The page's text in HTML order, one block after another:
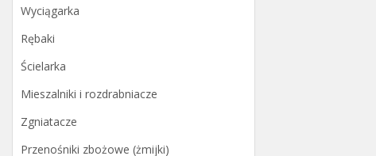
Wyciągarka
Rębaki
Ścielarka
Mieszalniki i rozdrabniacze
Zgniatacze
Przenośniki zbożowe (żmijki)